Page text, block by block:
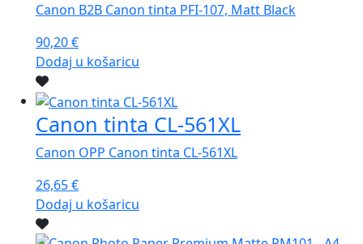
Canon B2B Canon tinta PFI-107, Matt Black
90,20€
Dodaj u košaricu
Canon tinta CL-561XL
Canon OPP Canon tinta CL-561XL
26,65€
Dodaj u košaricu